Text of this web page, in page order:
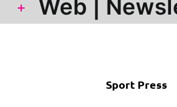
Web |
Sport Press